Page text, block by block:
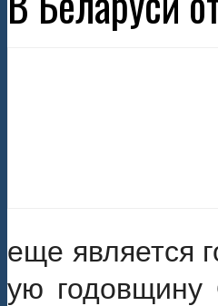
еще является
ую годовщину